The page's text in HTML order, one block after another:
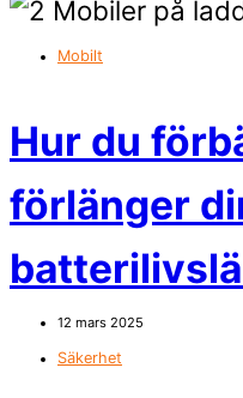
Mobilt
Hur du
förlänger
12 mars 2025
Säkerhet